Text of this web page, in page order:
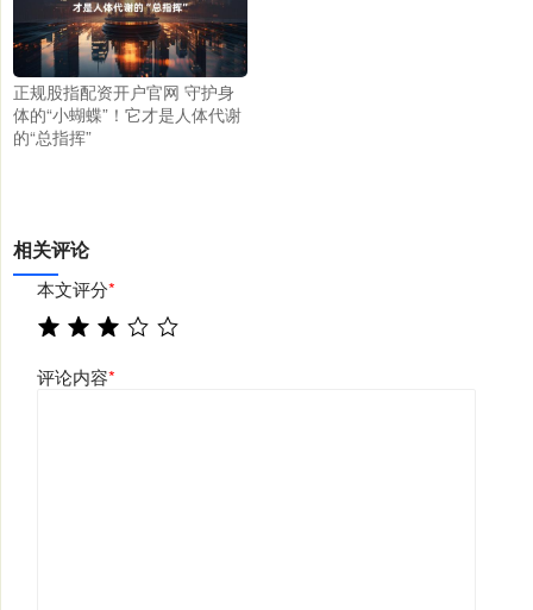
正规股指配资开户官网 守护身
体的“小蝴蝶”！它才是人体代谢
的“总指挥”
相关评论
本文评分*
评论内容*